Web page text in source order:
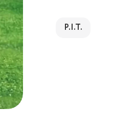
P.I.T.